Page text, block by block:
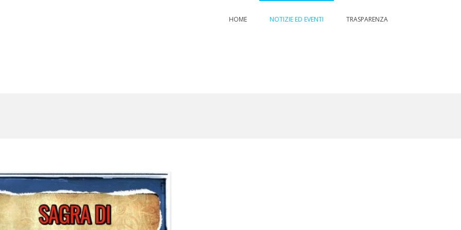
HOME NOTIZIE ED EVENTI TRASPARENZA